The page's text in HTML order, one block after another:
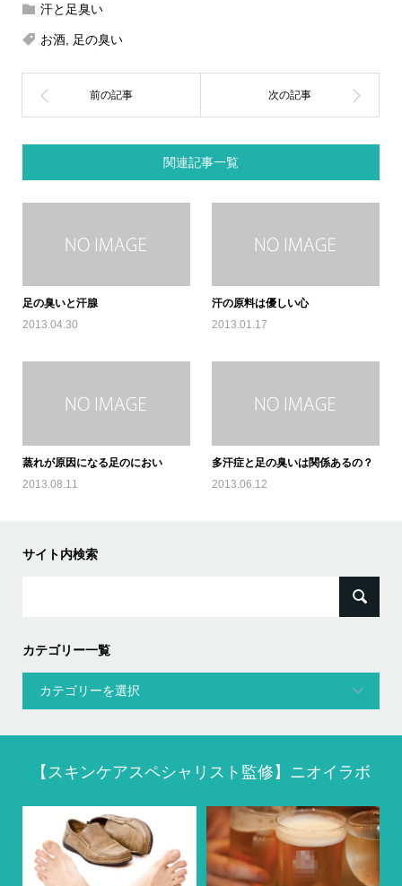
汗と足臭い
お酒, 足の臭い
関連記事一覧
足の臭いと汗腺
2013.04.30
汗の原料は優しい心
2013.01.17
蒸れが原因になる足のにおい
2013.08.11
多汗症と足の臭いは関係あるの？
2013.06.12
サイト内検索
カテゴリー一覧
【スキンケアスペシャリスト監修】ニオイラボ